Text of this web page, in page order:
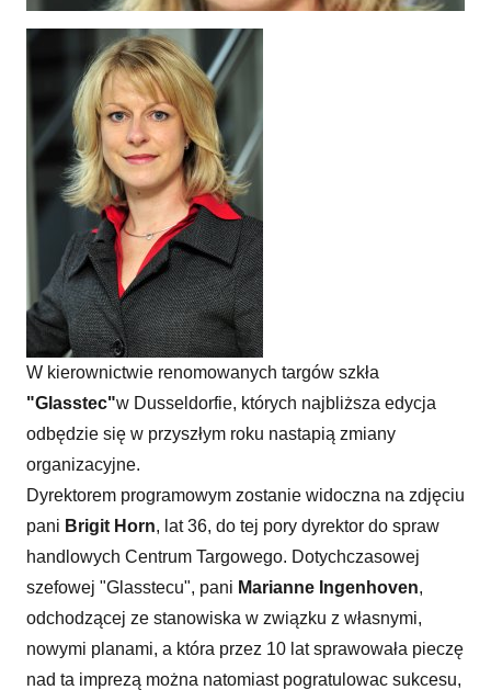
Nowe oblicze targów
W kierownictwie renomowanych targów szkła
"Glasstec"w Dusseldorfie, których najbliższa edycja
odbędzie się w przyszłym roku nastapią zmiany
organizacyjne.
Dyrektorem programowym zostanie widoczna na zdjęciu
pani Brigit Horn, lat 36, do tej pory dyrektor do spraw
handlowych Centrum Targowego. Dotychczasowej
szefowej "Glasstecu", pani Marianne Ingenhoven,
odchodzącej ze stanowiska w związku z własnymi,
nowymi planami, a która przez 10 lat sprawowała pieczę
nad ta imprezą można natomiast pogratulowac sukcesu,